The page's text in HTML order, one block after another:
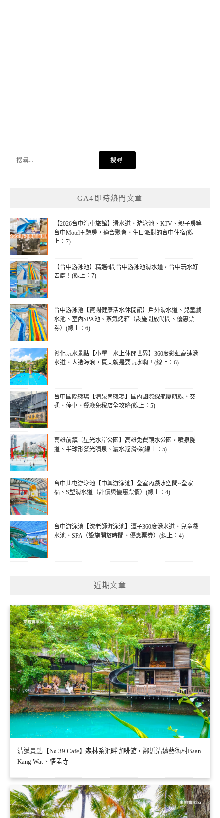
GA4即時熱門文章
【2026台中汽車旅館】滑水道、游泳池、KTV、親子房等
台中Motel主題房，適合聚會、生日派對的台中住宿(線
上：7)
【台中游泳池】精選6間台中游泳池滑水道，台中玩水好
去處！(線上：7)
台中游泳池【寶闊健康活水休閒館】戶外滑水道、兒童戲
水池、室內SPA池、蒸氣烤箱（設施開放時間、優惠票
劵）(線上：6)
彰化玩水景點【小墾丁水上休閒世界】360度彩虹高速滑
水道、人造海浪，夏天就是要玩水啊！(線上：6)
台中國際機場【清泉崗機場】國內國際線航廈航線、交
通、停車、餐廳免稅店全攻略(線上：5)
高雄前鎮【星光水岸公園】高雄免費親水公園，噴泉隧
道、半球形發光噴泉、灑水溜滑梯(線上：5)
台中北屯游泳池【中興游泳池】全室內戲水空間~全家
福、S型滑水道（評價與優惠票價）(線上：4)
台中游泳池【沈老師游泳池】潭子360度滑水道、兒童戲
水池、SPA（設施開放時間、優惠票劵）(線上：4)
近期文章
清邁景點【No.39 Cafe】森林系池畔咖啡館，鄰近清邁藝術村Baan
Kang Wat、悟孟寺